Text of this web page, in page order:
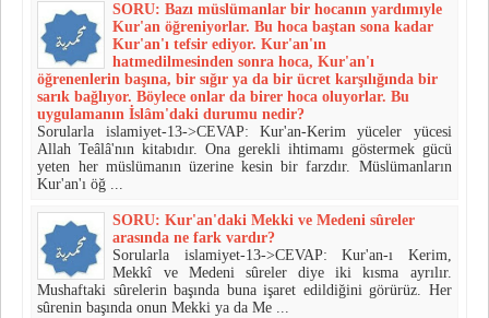
SORU: Bazı müslümanlar bir hocanın yardımıyle
Kur'an öğreni­yorlar. Bu hoca baştan sona kadar
Kur'an'ı tefsir ediyor. Kur'an'ın
hatmedilmesinden sonra hoca, Kur'an'ı
öğrenenlerin başına, bir sığır ya da bir ücret karşılığında bir
sarık bağlıyor. Böylece onlar da birer hoca oluyorlar. Bu
uygulamanın İslâm'daki durumu nedir?
Sorularla islamiyet-13->CEVAP: Kur'an-Kerim yüceler yücesi
Allah Teâlâ'nın kitabıdır. Ona gerekli ihtimamı göstermek gücü
yeten her müslümanın üzerine kesin bir farzdır. Müslümanların
Kur'an'ı öğ ...
SORU: Kur'an'daki Mekki ve Medeni sûreler
arasında ne fark vardır?
Sorularla islamiyet-13->CEVAP: Kur'an-ı Kerim,
Mekkî ve Medeni sûreler diye iki kısma ayrılır.
Mushaftaki sûrelerin başında buna işaret edildiğini görürüz. Her
sûrenin başında onun Mekki ya da Me ...